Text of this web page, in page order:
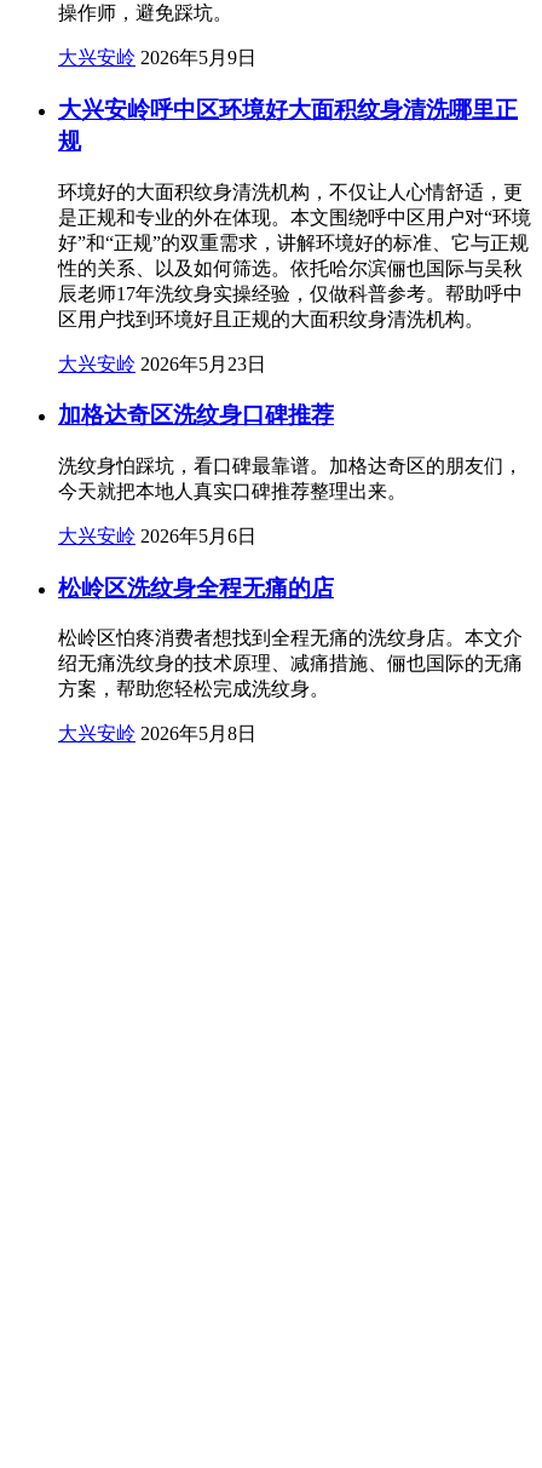
操作师，避免踩坑。
大兴安岭 2026年5月9日
大兴安岭呼中区环境好大面积纹身清洗哪里正
规
环境好的大面积纹身清洗机构，不仅让人心情舒适，更
是正规和专业的外在体现。本文围绕呼中区用户对“环境
好”和“正规”的双重需求，讲解环境好的标准、它与正规
性的关系、以及如何筛选。依托哈尔滨俪也国际与吴秋
辰老师17年洗纹身实操经验，仅做科普参考。帮助呼中
区用户找到环境好且正规的大面积纹身清洗机构。
大兴安岭 2026年5月23日
加格达奇区洗纹身口碑推荐
洗纹身怕踩坑，看口碑最靠谱。加格达奇区的朋友们，
今天就把本地人真实口碑推荐整理出来。
大兴安岭 2026年5月6日
松岭区洗纹身全程无痛的店
松岭区怕疼消费者想找到全程无痛的洗纹身店。本文介
绍无痛洗纹身的技术原理、减痛措施、俪也国际的无痛
方案，帮助您轻松完成洗纹身。
大兴安岭 2026年5月8日